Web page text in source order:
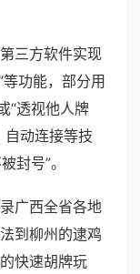
三方软件实现
等功能，部分用
“透视他人牌
自动连接等技
封号”。
广西全省各地
到柳州的逮鸡
快速胡牌玩